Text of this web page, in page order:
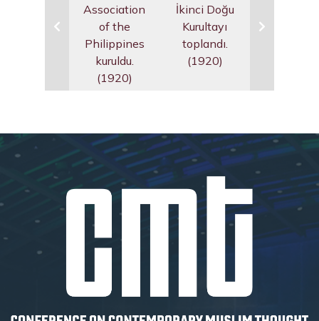
Association
of the
Philippines
kuruldu.
(1920)
İkinci Doğu
Kurultayı
toplandı.
(1920)